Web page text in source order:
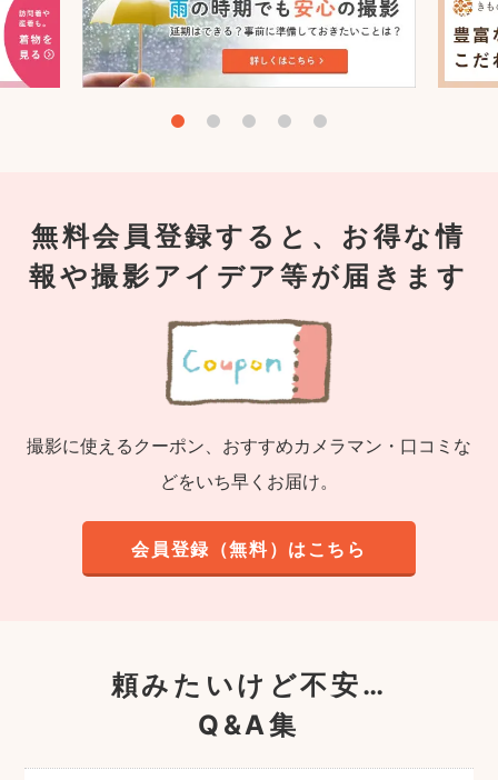
無料会員登録すると、お得な情
報や撮影アイデア等が届きます
撮影に使えるクーポン、おすすめカメラマン・口コミな
どをいち早くお届け。
会員登録（無料）はこちら
頼みたいけど不安…
Q&A集